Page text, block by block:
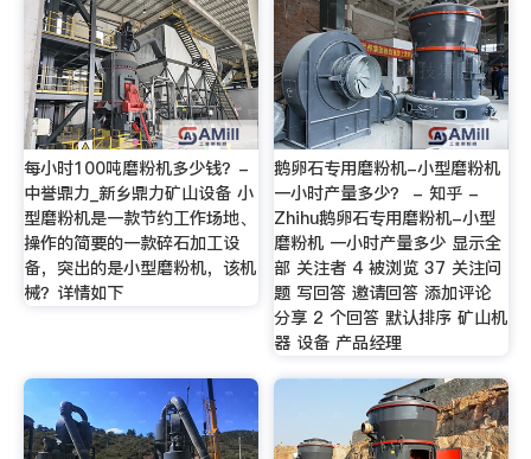
每小时100吨磨粉机多少钱？-
中誉鼎力_新乡鼎力矿山设备 小
型磨粉机是一款节约工作场地、
操作的简要的一款碎石加工设
备，突出的是小型磨粉机，该机
械？详情如下
鹅卵石专用磨粉机-小型磨粉机
一小时产量多少？ - 知乎 -
Zhihu鹅卵石专用磨粉机-小型
磨粉机 一小时产量多少 显示全
部 关注者 4 被浏览 37 关注问
题 写回答 邀请回答 添加评论
分享 2 个回答 默认排序 矿山机
器 设备 产品经理